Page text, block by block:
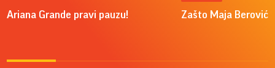
Ariana Grande pravi pauzu! Zašto Maja Berović